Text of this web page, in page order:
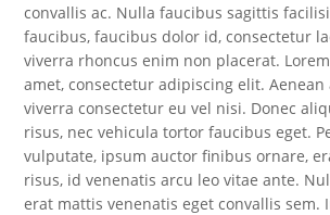
convallis ac. Nulla faucibus sagittis
faucibus, faucibus dolor id, consectetur
viverra rhoncus enim non placerat.
amet, consectetur adipiscing elit.
viverra consectetur eu vel nisi. Donec
risus, nec vehicula tortor faucibus eget.
vulputate, ipsum auctor finibus ornare,
risus, id venenatis arcu leo vitae ante.
erat mattis venenatis eget convallis sem.